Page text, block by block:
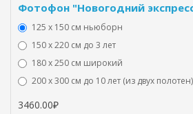
Фотофон "Новогодний
125 x 150 см ньюборн
150 х 220 см до 3 лет
180 х 250 см широкий
200 х 300 см до 10 лет (из двух полотен)
3460.00₽